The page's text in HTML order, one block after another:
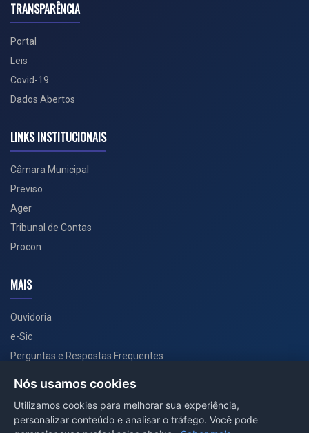
TRANSPARÊNCIA
Portal
Leis
Covid-19
Dados Abertos
LINKS INSTITUCIONAIS
Câmara Municipal
Previso
Ager
Tribunal de Contas
Procon
MAIS
Ouvidoria
e-Sic
Perguntas e Respostas Frequentes
Nós usamos cookies
Utilizamos cookies para melhorar sua experiência,
personalizar conteúdo e analisar o tráfego. Você pode